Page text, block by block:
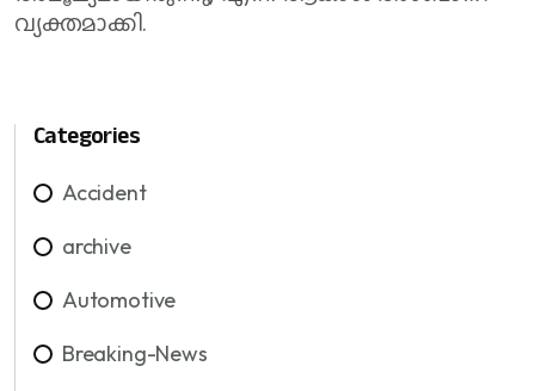
വ്യക്തമാക്കി.
Categories
Accident
archive
Automotive
Breaking-News